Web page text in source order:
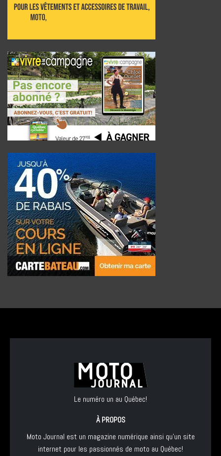
Le numéro un au Québec!
À PROPOS
Moto Journal est un magazine numérique ainsi qu'un site
internet pour les passionnés de moto au Québec!